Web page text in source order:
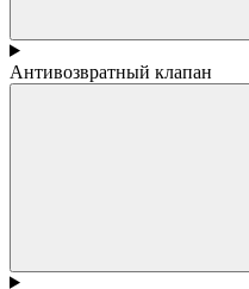
Антивозвратный клапан